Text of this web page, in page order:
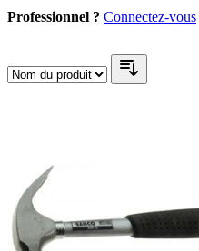
Professionnel ? Connectez-vous